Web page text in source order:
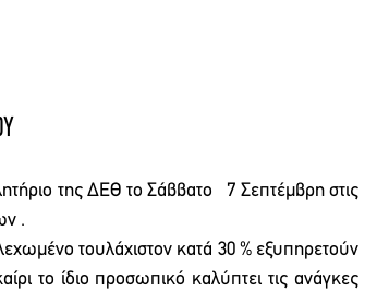
της ΔΕΘ το Σάββατο   7 Σεπτέμβρη στις
.
τουλάχιστον κατά 30 % εξυπηρετούν
το ίδιο προσωπικό καλύπτει τις ανάγκες